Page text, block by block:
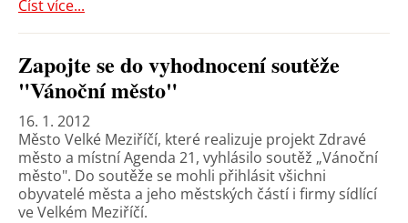
Číst více...
Zapojte se do vyhodnocení soutěže
"Vánoční město"
16. 1. 2012
Město Velké Meziříčí, které realizuje projekt Zdravé
město a místní Agenda 21, vyhlásilo soutěž „Vánoční
město". Do soutěže se mohli přihlásit všichni
obyvatelé města a jeho městských částí i firmy sídlící
ve Velkém Meziříčí.